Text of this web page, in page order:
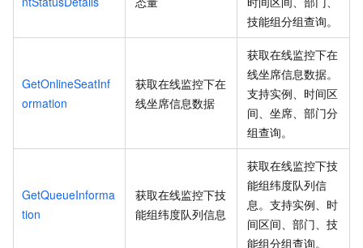
技能组分组查询。
GetOnlineSeatInf
ormation
获取在线监控下在
线坐席信息数据
获取在线监控下在
线坐席信息数据。
支持实例、时间区
间、坐席、部门分
组查询。
GetQueueInforma
tion
获取在线监控下技
能组纬度队列信息
获取在线监控下技
能组纬度队列信
息。支持实例、时
间区间、部门、技
能组分组查询。